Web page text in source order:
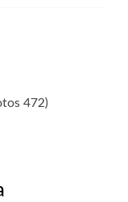
472)